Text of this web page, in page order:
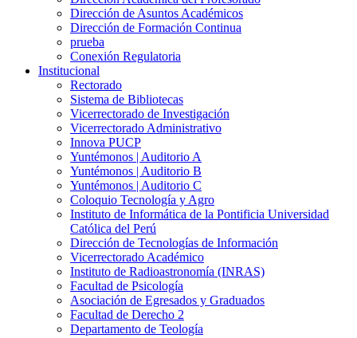
Dirección de Asuntos Académicos
Dirección de Formación Continua
prueba
Conexión Regulatoria
Institucional
Rectorado
Sistema de Bibliotecas
Vicerrectorado de Investigación
Vicerrectorado Administrativo
Innova PUCP
Yuntémonos | Auditorio A
Yuntémonos | Auditorio B
Yuntémonos | Auditorio C
Coloquio Tecnología y Agro
Instituto de Informática de la Pontificia Universidad
Católica del Perú
Dirección de Tecnologías de Información
Vicerrectorado Académico
Instituto de Radioastronomía (INRAS)
Facultad de Psicología
Asociación de Egresados y Graduados
Facultad de Derecho 2
Departamento de Teología